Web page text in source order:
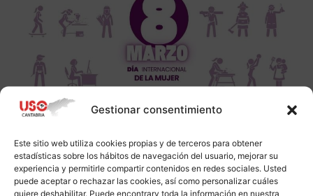
Gestionar consentimiento
Este sitio web utiliza cookies propias y de terceros para obtener
estadísticas sobre los hábitos de navegación del usuario, mejorar su
experiencia y permitirle compartir contenidos en redes sociales. Usted
puede aceptar o rechazar las cookies, así como personalizar cuáles
quiere deshabilitar. Puede encontrarv toda la información en nuestra